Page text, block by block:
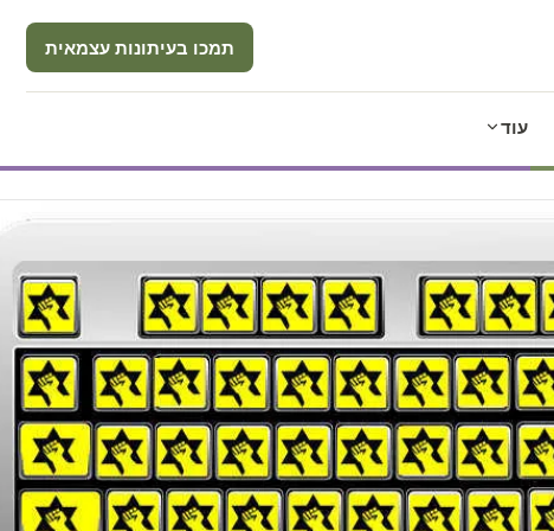
תמכו בעיתונות עצמאית
עוד